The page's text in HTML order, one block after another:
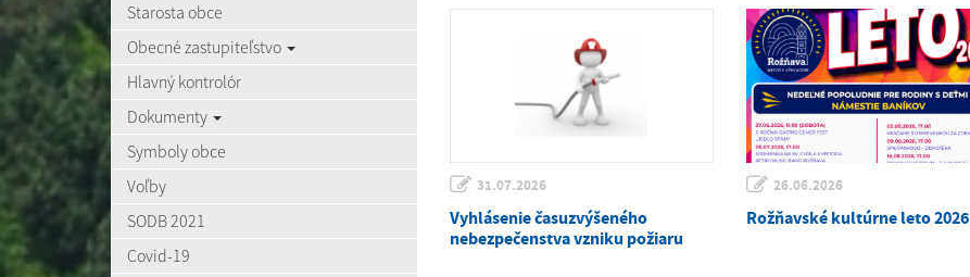
Starosta obce
Obecné zastupiteľstvo
Hlavný kontrolór
Dokumenty
Symboly obce
Voľby
SODB 2021
Covid-19
31.07.2026
Vyhlásenie časuzvýšeného
nebezpečenstva vzniku požiaru
26.06.2026
Rožňavské kultúrne leto 2026